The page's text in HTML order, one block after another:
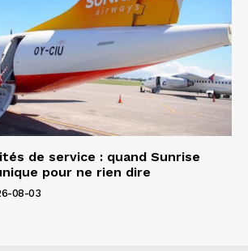
de service : quand Sunrise
pour ne rien dire
08-03